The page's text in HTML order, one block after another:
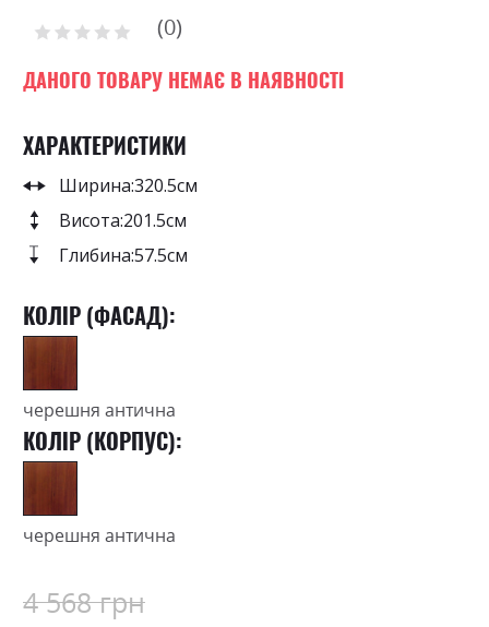
the
gallery
Рейтинг: 0
ДАНОГО ТОВАРУ НЕМАЄ В НАЯВНОСТІ
ХАРАКТЕРИСТИКИ
Ширина:320.5см
Висота:201.5см
Глибина:57.5см
КОЛІР (ФАСАД):
черешня антична
КОЛІР (КОРПУС):
черешня антична
4 568 грн